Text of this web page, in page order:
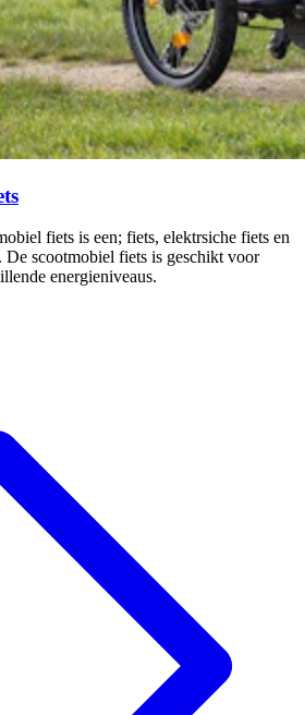
fiets is een; fiets, elektrsiche fiets en
De scootmobiel fiets is geschikt voor
energieniveaus.